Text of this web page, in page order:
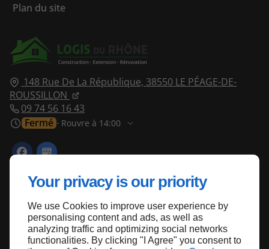
Your privacy is our priority
We use Cookies to improve user experience by
personalising content and ads, as well as
analyzing traffic and optimizing social networks
functionalities. By clicking "I Agree" you consent to
148 Rue De La République, 38550 LE PÉAGE-DE-
ROUSSILLON
09 74 56 16 43
Fermé ⋅ Rouvre à 14:00
Plan du site
Haut de page